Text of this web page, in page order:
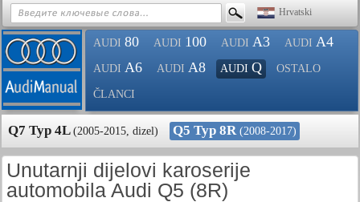
Hrvatski
AUDI 80 AUDI 100 AUDI A3 AUDI A4
AUDI A6 AUDI A8 AUDI Q OSTALO
ČLANCI
Q7 Typ 4L (2005-2015, dizel) Q5 Typ 8R (2008-2017)
Unutarnji dijelovi karoserije
automobila Audi Q5 (8R)